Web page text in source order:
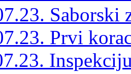
Saborski
Prvi